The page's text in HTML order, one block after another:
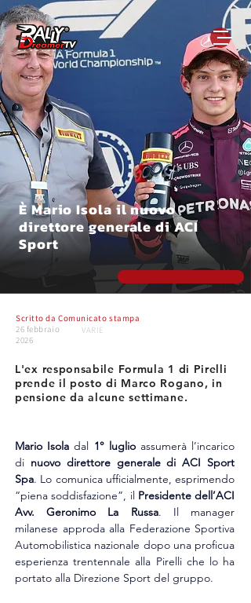
È Mario Isola il nuovo
direttore generale di ACI
Sport
Scritto daComunicato stampa
26 febbraio
2026
VARIE
L'ex responsabile Formula 1 di Pirelli
prende il posto di Marco Rogano, in
pensione da alcune settimane.
Mario Isola dal 1° luglio assumerà l’incarico
di nuovo direttore generale di ACI Sport
Spa. Lo comunica ufficialmente, esprimendo
“piena soddisfazione”, il Presidente dell’ACI
Avv. Geronimo La Russa. Il manager
milanese approda alla Federazione Sportiva
Automobilistica nazionale dopo una proficua
esperienza trentennale alla Pirelli che lo ha
portato alla Direzione Sport del gruppo.